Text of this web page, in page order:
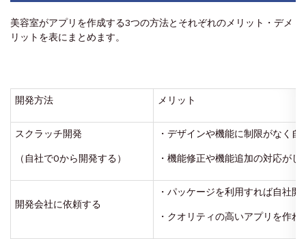
美容室がアプリを作成する3つの方法とそれぞれのメリット・デメ
リットを表にまとめます。
開発方法 メリット
スクラッチ開発
（自社で0から開発する）
・デザインや機能に制限がなく自
・機能修正や機能追加の対応がし
開発会社に依頼する
・パッケージを利用すれば自社
・クオリティの高いアプリを作れ